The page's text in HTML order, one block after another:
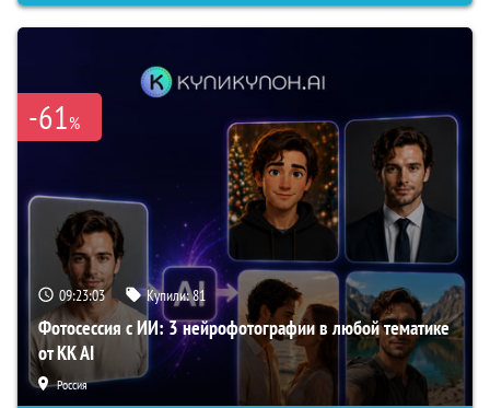
-61%
09:23:02 Купили:81
Фотосессия с ИИ: 3 нейрофотографии в любой тематике
от KK AI
Россия